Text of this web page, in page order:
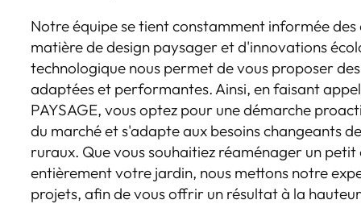
Notre équipe se tient constamment informée
matière de design paysager et d'innovations
technologique nous permet de vous proposer
adaptées et performantes. Ainsi, en faisant
PAYSAGE, vous optez pour une démarche
du marché et s'adapte aux besoins changeants
ruraux. Que vous souhaitiez réaménager un petit
entièrement votre jardin, nous mettons notre
projets, afin de vous offrir un résultat à la